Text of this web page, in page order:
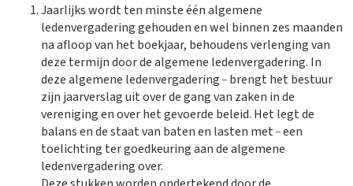
Jaarlijks wordt ten minste één algemene
ledenvergadering gehouden en wel binnen zes maanden
na afloop van het boekjaar, behoudens verlenging van
deze termijn door de algemene ledenvergadering. In
deze algemene ledenvergadering
brengt het bestuur
zijn jaarverslag uit over de gang van zaken in de
vereniging en over het gevoerde beleid. Het legt de
balans en de staat van baten en lasten met een
toelichting ter goedkeuring aan de algemene
ledenvergadering over.